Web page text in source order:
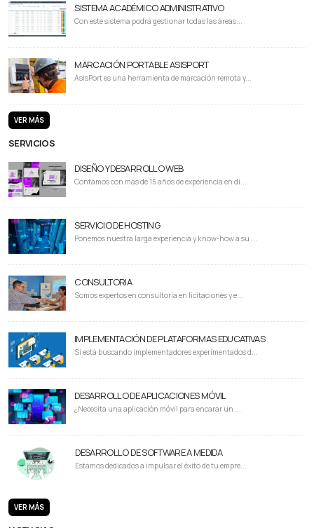
SISTEMA ACADÉMICO ADMINISTRATIVO
Con este sistema podrá gestionar todas las áreas...
MARCACIÓN PORTABLE ASISPORT
AsisPort es una herramienta de marcación remota y...
VER MÁS
SERVICIOS
DISEÑO Y DESARROLLO WEB
Contamos con más de 15 años de experiencia en di...
SERVICIO DE HOSTING
Ponemos nuestra larga experiencia y know-how a su ...
CONSULTORIA
Somos expertos en consultoría en licitaciones y e...
IMPLEMENTACIÓN DE PLATAFORMAS EDUCATIVAS
Si está buscando implementadores experimentados d...
DESARROLLO DE APLICACIONES MÓVIL
¿Necesita una aplicación móvil para encarar un ...
DESARROLLO DE SOFTWARE A MEDIDA
Estamos dedicados a impulsar el éxito de tu empre...
VER MÁS